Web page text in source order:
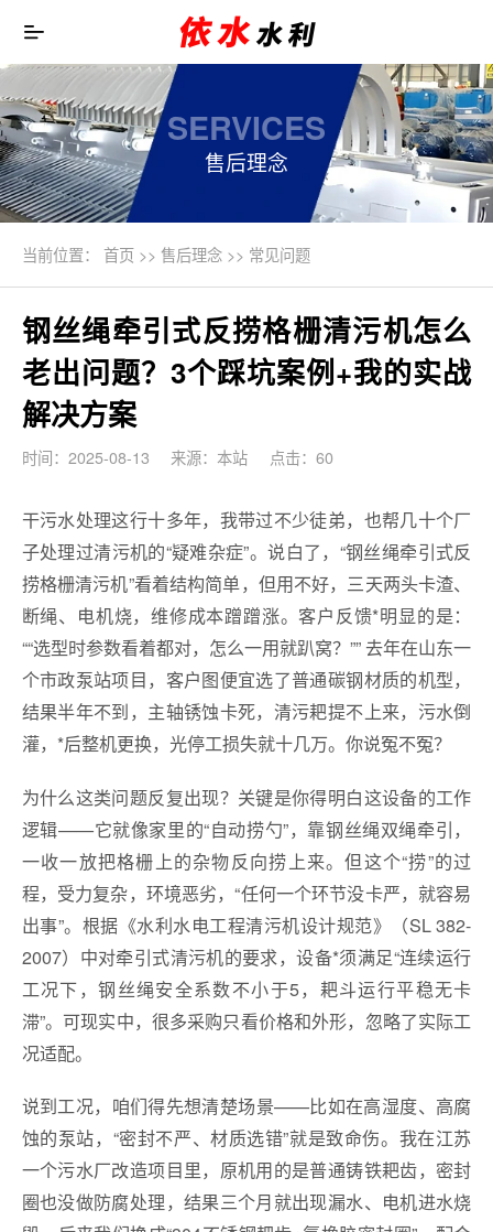
SERVICES
售后理念
当前位置： 首页>> 售后理念>> 常见问题
钢丝绳牵引式反捞格栅清污机怎么
老出问题？3个踩坑案例+我的实战
解决方案
时间：2025-08-13 来源：本站 点击：60
干污水处理这行十多年，我带过不少徒弟，也帮几十个厂
子处理过清污机的“疑难杂症”。说白了，“钢丝绳牵引式反
捞格栅清污机”看着结构简单，但用不好，三天两头卡渣、
断绳、电机烧，维修成本蹭蹭涨。客户反馈*明显的是：
““选型时参数看着都对，怎么一用就趴窝？”” 去年在山东一
个市政泵站项目，客户图便宜选了普通碳钢材质的机型，
结果半年不到，主轴锈蚀卡死，清污耙提不上来，污水倒
灌，*后整机更换，光停工损失就十几万。你说冤不冤？
为什么这类问题反复出现？关键是你得明白这设备的工作
逻辑——它就像家里的“自动捞勺”，靠钢丝绳双绳牵引，
一收一放把格栅上的杂物反向捞上来。但这个“捞”的过
程，受力复杂，环境恶劣，“任何一个环节没卡严，就容易
出事”。根据《水利水电工程清污机设计规范》（SL 382-
2007）中对牵引式清污机的要求，设备*须满足“连续运行
工况下，钢丝绳安全系数不小于5，耙斗运行平稳无卡
滞”。可现实中，很多采购只看价格和外形，忽略了实际工
况适配。
说到工况，咱们得先想清楚场景——比如在高湿度、高腐
蚀的泵站，“密封不严、材质选错”就是致命伤。我在江苏
一个污水厂改造项目里，原机用的是普通铸铁耙齿，密封
圈也没做防腐处理，结果三个月就出现漏水、电机进水烧